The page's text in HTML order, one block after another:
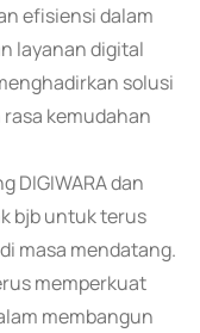
efisiensi dalam
layanan digital
solusi
kemudahan
DIGIWARA dan
bjb untuk terus
masa mendatang.
memperkuat
membangun